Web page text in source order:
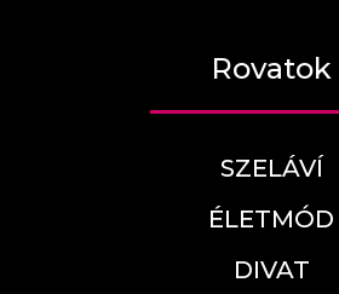
Rovatok
SZELÁVÍ
ÉLETMÓD
DIVAT